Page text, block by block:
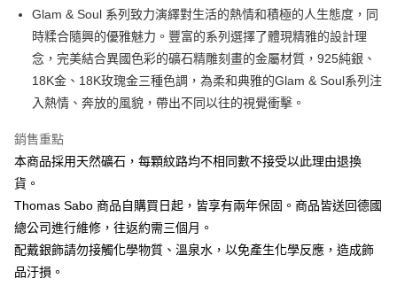
ATM付款
運送方式
黑貓宅急便
每筆NT$100，滿NT$3,000(含以上)免運費
Glam & Soul 系列致力演繹對生活的熱情和積極的人生態度，同
時糅合隨興的優雅魅力。豐富的系列選擇了體現精雅的設計理
念，完美結合異國色彩的礦石精雕刻畫的金屬材質，925純銀、
18K金、18K玫瑰金三種色調，為柔和典雅的Glam & Soul系列注
入熱情、奔放的風貌，帶出不同以往的視覺衝擊。
銷售重點
本商品採用天然礦石，每顆紋路均不相同數不接受以此理由退換
貨。
Thomas Sabo 商品自購買日起，皆享有兩年保固。商品皆送回德國
總公司進行維修，往返約需三個月。
配戴銀飾請勿接觸化學物質、溫泉水，以免產生化學反應，造成飾
品汙損。